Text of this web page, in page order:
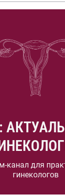
канал для
гинекологов